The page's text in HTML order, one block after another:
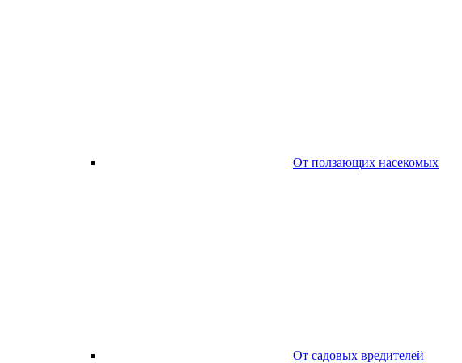
От ползающих насекомых
От садовых вредителей